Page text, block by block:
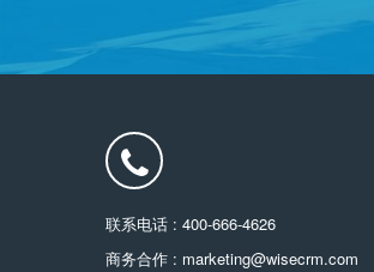
联系电话 : 400-666-4626
商务合作 : marketing@wisecrm.com